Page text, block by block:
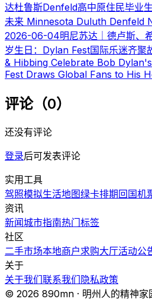
达杜鲁斯Denfeld高中原住民毕业
未来 Minnesota Duluth Denfeld
2026-06-04明尼苏达｜德卢斯、
岁生日：Dylan Fest国际乐迷齐
& Hibbing Celebrate Bob
Fest Draws Global Fans to His
评论（0）
还没有评论
登录后可发表评论
实用工具
驾照模拟生活地图绿卡排期 回国机
资讯
新闻城市指南热门标签
社区
二手市场本地商户求购大厅活动公
关于
关于我们联系我们 隐私政策
© 2026 890mn · 明州人的精神家